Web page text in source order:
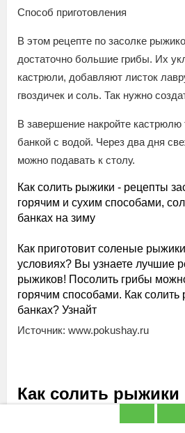
Способ приготовления
В этом рецепте по засолке
достаточно большие грибы. Их
кастрюли, добавляют листок
гвоздичек и соль. Так нужно
В завершение накройте кастрюлю
банкой с водой. Через два дня
можно подавать к столу.
Как солить рыжики - рецепты
горячим и сухим способами,
банках на зиму
Как приготовит соленые
условиях? Вы узнаете лучшие
рыжиков! Посолить грибы
горячим способами. Как
банках? Узнайт
Источник: www.pokushay.ru
Как солить рыжики